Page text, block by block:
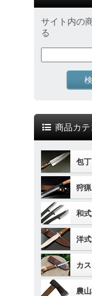
サイト内の
る
商品カテ
包丁
狩猟
和
洋
カ
農